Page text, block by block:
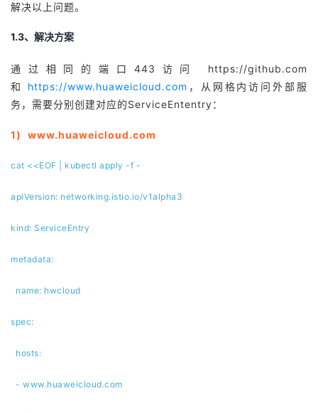
动
关
注
的
开
发
者
学
堂
我
的
Programs
我
的
支
持
解决以上问题。
1.3、解决方案
通过相同的端口443访问 https://github.com
和 https://www.huaweicloud.com ，从网格内访问外部服
务，需要分别创建对应的ServiceEntentry：
1) www.huaweicloud.com
cat <<EOF | kubectl apply -f -
apiVersion: networking.istio.io/v1alpha3
kind: ServiceEntry
metadata:
name: hwcloud
spec:
hosts:
- www.huaweicloud.com